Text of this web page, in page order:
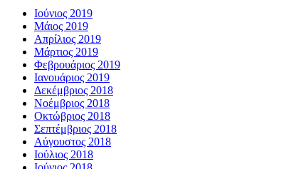
Ιούνιος 2019
Μάιος 2019
Απρίλιος 2019
Μάρτιος 2019
Φεβρουάριος 2019
Ιανουάριος 2019
Δεκέμβριος 2018
Νοέμβριος 2018
Οκτώβριος 2018
Σεπτέμβριος 2018
Αύγουστος 2018
Ιούλιος 2018